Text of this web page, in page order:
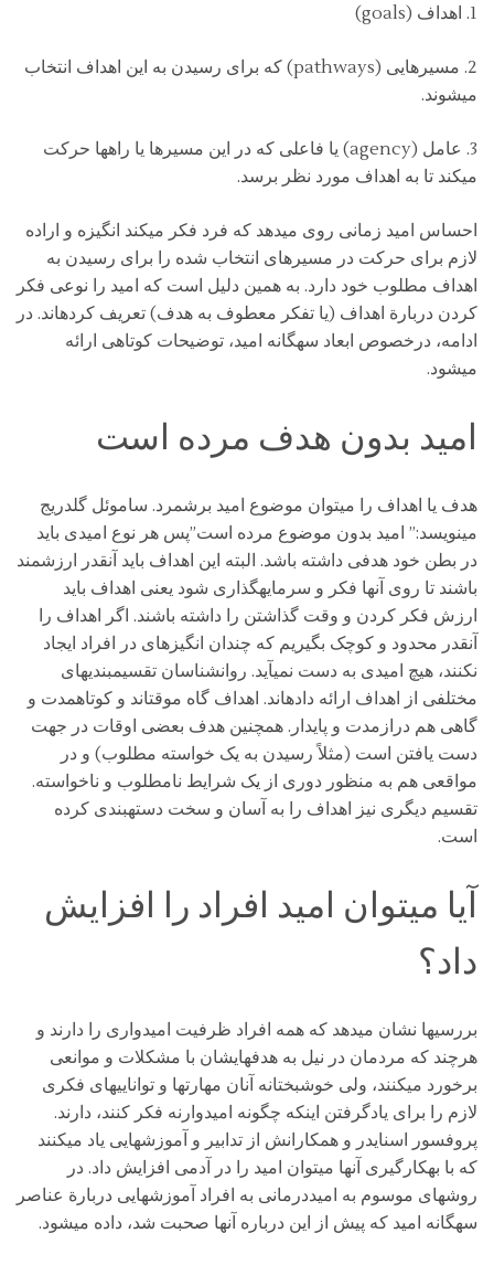
1. اهداف (goals)
2. مسیرهایی (pathways) که برای رسیدن به این اهداف انتخاب
میشوند.
3. عامل (agency) یا فاعلی که در این مسیرها یا راهها حرکت
میکند تا به اهداف مورد نظر برسد.
احساس امید زمانی روی میدهد که فرد فکر میکند انگیزه و اراده
لازم برای حرکت در مسیرهای انتخاب شده را برای رسیدن به
اهداف مطلوب خود دارد. به همین دلیل است که امید را نوعی فکر
کردن دربارة اهداف (یا تفکر معطوف به هدف) تعریف کردهاند. در
ادامه، درخصوص ابعاد سهگانه امید، توضیحات کوتاهی ارائه
میشود.
امید بدون هدف مرده است
هدف یا اهداف را میتوان موضوع امید برشمرد. ساموئل گلدریج
مینویسد:” امید بدون موضوع مرده است”پس هر نوع امیدی باید
در بطن خود هدفی داشته باشد. البته این اهداف باید آنقدر ارزشمند
باشند تا روی آنها فکر و سرمایهگذاری شود یعنی اهداف باید
ارزش فکر کردن و وقت گذاشتن را داشته باشند. اگر اهداف را
آنقدر محدود و کوچک بگیریم که چندان انگیزهای در افراد ایجاد
نکنند، هیچ امیدی به دست نمیآید. روانشناسان تقسیمبندیهای
مختلفی از اهداف ارائه دادهاند. اهداف گاه موقتاند و کوتاهمدت و
گاهی هم درازمدت و پایدار. همچنین هدف بعضی اوقات در جهت
دست یافتن است (مثلاً رسیدن به یک خواسته مطلوب) و در
مواقعی هم به منظور دوری از یک شرایط نامطلوب و ناخواسته.
تقسیم دیگری نیز اهداف را به آسان و سخت دستهبندی کرده
است.
آیا میتوان امید افراد را افزایش
داد؟
بررسیها نشان میدهد که همه افراد ظرفیت امیدواری را دارند و
هرچند که مردمان در نیل به هدفهایشان با مشکلات و موانعی
برخورد میکنند، ولی خوشبختانه آنان مهارتها و تواناییهای فکری
لازم را برای یادگرفتن اینکه چگونه امیدوارنه فکر کنند، دارند.
پروفسور اسنایدر و همکارانش از تدابیر و آموزشهایی یاد میکنند
که با بهکارگیری آنها میتوان امید را در آدمی افزایش داد. در
روشهای موسوم به امیددرمانی به افراد آموزشهایی دربارة عناصر
سهگانه امید که پیش از این درباره آنها صحبت شد، داده میشود.